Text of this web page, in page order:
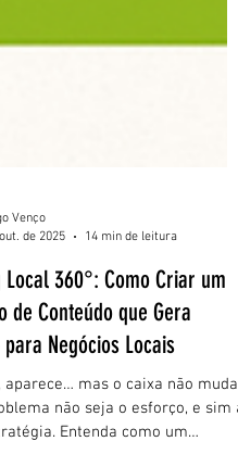
Venço
de 2025
14 min de leitura
360°: Como Criar um
de Conteúdo que Gera
Negócios Locais